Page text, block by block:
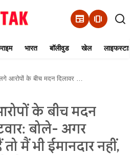
newspaper amp_stories
भारत बॉलीवुड खेल
का पलटवार: बोले- अगर किरोड़ी बेईमान हैं तो मैं भी ईमानदार नहीं, डोटासरा भी जाएंगे जेल
के बीच मदन
बोले- अगर
मैं भी ईमानदार नहीं,